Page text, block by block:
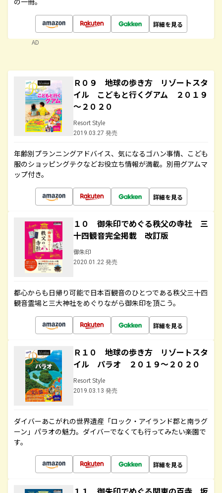
詳細を見る
AD
Ｒ０９ 地球の歩き方 リゾートスタ
イル こどもと行くグアム ２０１９
～２０２０
Resort Style
2019.03.27 発売
年齢別プランニングアドバイス、気になるゴハン事情、こども
服のショッピングテクなどお役立ち情報が満載。別冊グアムマ
ップ付き。
詳細を見る
１０ 御朱印でめぐる秩父の寺社 三
十四観音完全掲載 改訂版
御朱印
2020.01.22 発売
都心からも日帰り可能で日本百観音のひとつである秩父三十四
観音霊場と三大神社をめぐりながら御朱印を頂こう。
詳細を見る
Ｒ１０ 地球の歩き方 リゾートスタ
イル パラオ ２０１９～２０２０
Resort Style
2019.03.13 発売
ダイバーあこがれの世界遺産「ロック・アイランド郡と南ラグ
ーン」パラオの魅力。ダイバーでなくても行ってみたい楽園で
す。
詳細を見る